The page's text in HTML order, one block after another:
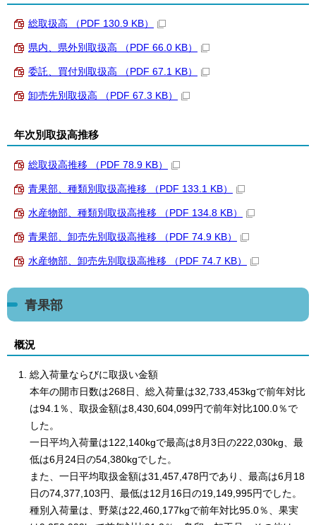
総取扱高 （PDF 130.9 KB）
県内、県外別取扱高 （PDF 66.0 KB）
委託、買付別取扱高 （PDF 67.1 KB）
卸売先別取扱高 （PDF 67.3 KB）
年次別取扱高推移
総取扱高推移 （PDF 78.9 KB）
青果部、種類別取扱高推移 （PDF 133.1 KB）
水産物部、種類別取扱高推移 （PDF 134.8 KB）
青果部、卸売先別取扱高推移 （PDF 74.9 KB）
水産物部、卸売先別取扱高推移 （PDF 74.7 KB）
青果部
概況
総入荷量ならびに取扱い金額
本年の開市日数は268日、総入荷量は32,733,453kgで前年対比
は94.1％、取扱金額は8,430,604,099円で前年対比100.0％で
した。
一日平均入荷量は122,140kgで最高は8月3日の222,030kg、最
低は6月24日の54,380kgでした。
また、一日平均取扱金額は31,457,478円であり、最高は6月18
日の74,377,103円、最低は12月16日の19,149,995円でした。
種別入荷量は、野菜は22,460,177kgで前年対比95.0％、果実